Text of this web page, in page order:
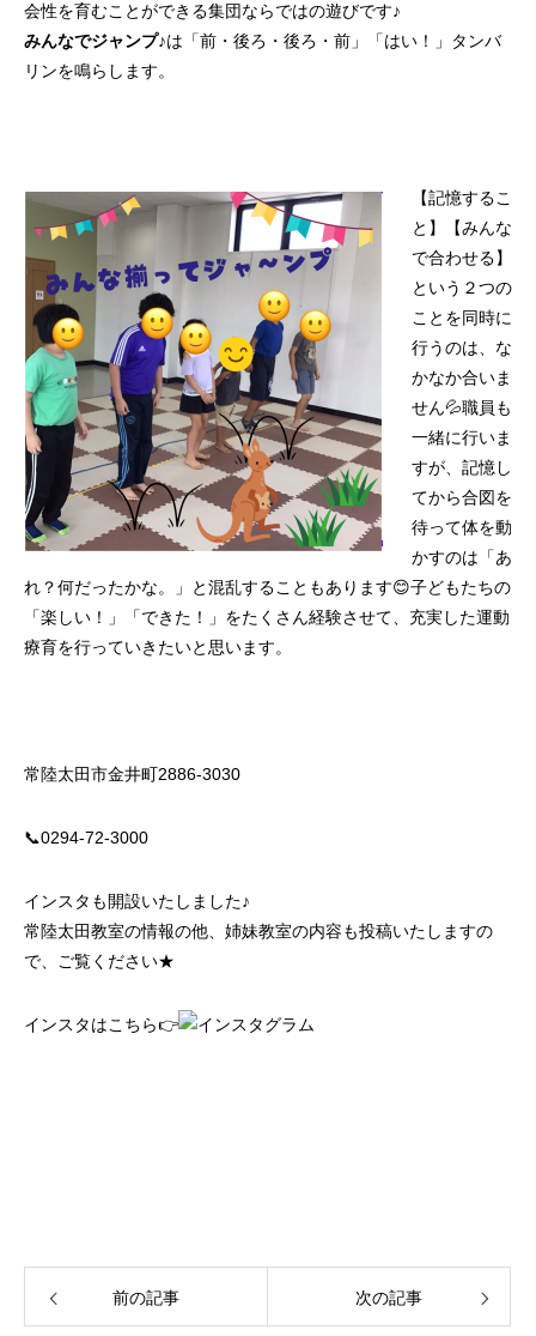
会性を育むことができる集団ならではの遊びです♪
みんなでジャンプ♪は「前・後ろ・後ろ・前」「はい！」タンバ
リンを鳴らします。
【記憶するこ
と】【みんな
で合わせる】
という２つの
ことを同時に
行うのは、な
かなか合いま
せん💦職員も
一緒に行いま
すが、記憶し
てから合図を
待って体を動
かすのは「あ
れ？何だったかな。」と混乱することもあります😊子どもたちの
「楽しい！」「できた！」をたくさん経験させて、充実した運動
療育を行っていきたいと思います。
常陸太田市金井町2886‐3030
📞0294-72-3000
インスタも開設いたしました♪
常陸太田教室の情報の他、姉妹教室の内容も投稿いたしますの
で、ご覧ください★
インスタはこちら👉
前の記事 次の記事